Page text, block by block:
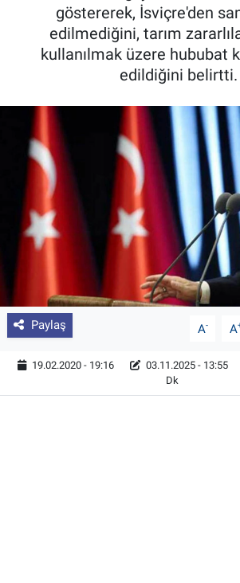
göstererek, İsviçre'den
edilmediğini, tarım
kullanılmak üzere hububat
edildiğini belirtti.
Paylaş A- A
19.02.2020 - 19:16 03.11.2025 - 13:55
Dk
Et fiyatları
Tarım Bilgisi
Yetiştirici Soruyor
Dünyada Tarım
Üretici Birlikleri
Şeker ve Şekerli Mamüller
Tahıllar ve Baklagiller
Tohum